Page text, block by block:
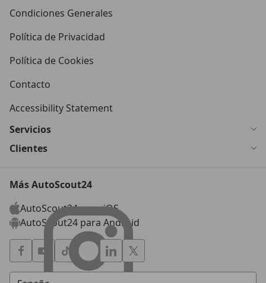
Condiciones Generales
Política de Privacidad
Política de Cookies
Contacto
Accessibility Statement
Servicios
Clientes
Más AutoScout24
AutoScout24 para iOS
AutoScout24 para Android